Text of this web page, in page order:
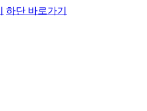
하단 바로가기